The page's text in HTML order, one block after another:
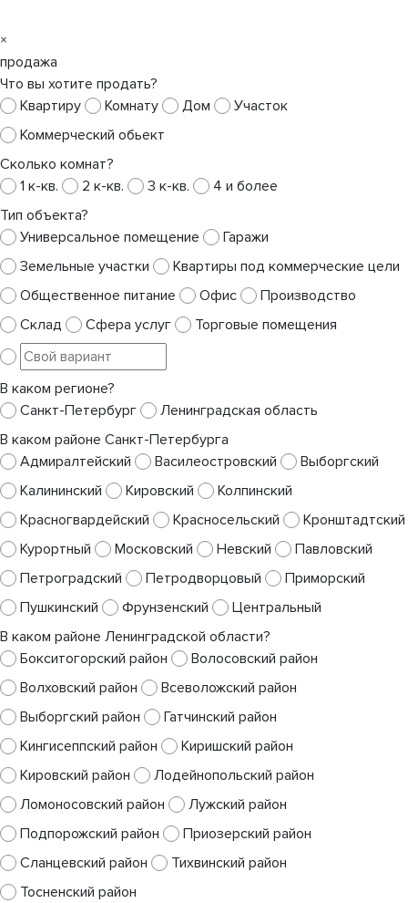
×
продажа
Что вы хотите продать?
Квартиру
Комнату Дом
Участок
Коммерческий обьект
Сколько комнат?
1 к-кв.
2 к-кв. 3 к-кв.
4 и более
Тип объекта?
Универсальное помещение
Гаражи
Земельные участки
Квартиры под коммерческие цели
Общественное питание
Офис
Производство
Склад
Сфера услуг Торговые помещения
В каком регионе?
Санкт-Петербург
Ленинградская область
В каком районе Санкт-Петербурга
Адмиралтейский
Василеостровский
Выборгский
Калининский
Кировский
Колпинский
Красногвардейский
Красносельский
Кронштадтский
Курортный
Московский Невский
Павловский
Петроградский
Петродворцовый
Приморский
Пушкинский
Фрунзенский
Центральный
В каком районе Ленинградской области?
Бокситогорский район
Волосовский район
Волховский район
Всеволожский район
Выборгский район
Гатчинский район
Кингисеппский район
Киришский район
Кировский район
Лодейнопольский район
Ломоносовский район
Лужский район
Подпорожский район
Приозерский район
Сланцевский район
Тихвинский район
Тосненский район